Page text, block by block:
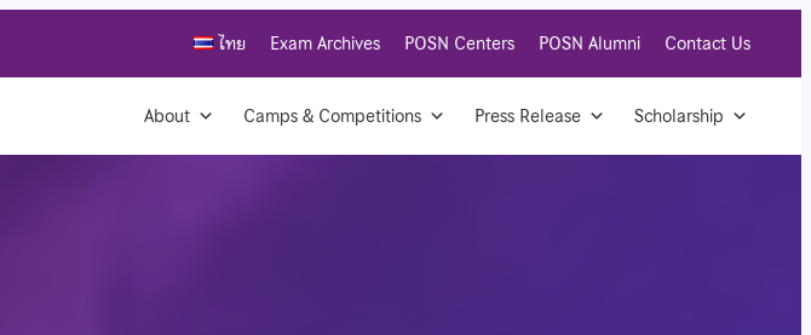
ไทย Exam Archives POSN Centers POSN Alumni Contact Us
About Camps & Competitions Press Release Scholarship